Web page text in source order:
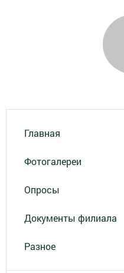
Главная
Фотогалереи
Опросы
Документы филиала
Разное